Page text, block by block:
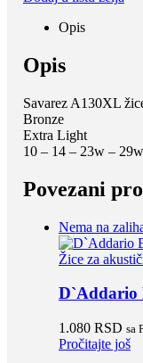
Opis
Opis
Savarez A130XL
Bronze
Extra Light
10 – 14 – 23w –
Povezani
Nema na
Žice za
D`Addario
1.080 RSD sa
Pročitajte još